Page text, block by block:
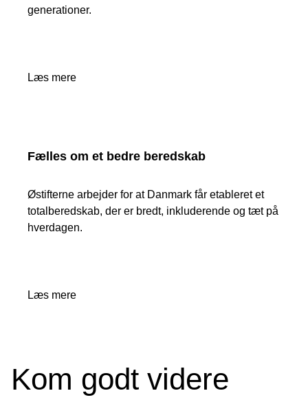
generationer.
Læs mere
Fælles om et bedre beredskab
Østifterne arbejder for at Danmark får etableret et
totalberedskab, der er bredt, inkluderende og tæt på
hverdagen.
Læs mere
Kom godt videre